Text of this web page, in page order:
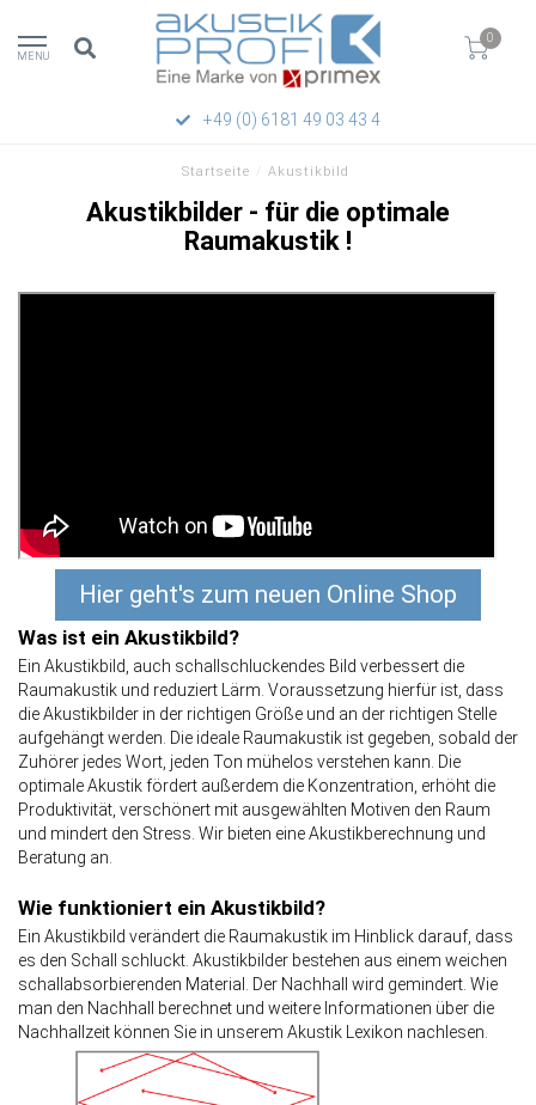
MENU
0
+49 (0) 6181 49 03 43 4
Startseite Akustikbild
Akustikbilder - für die optimale
Raumakustik !
Hier geht's zum neuen Online Shop
Was ist ein Akustikbild?
Ein Akustikbild, auch schallschluckendes Bild verbessert die
Raumakustik und reduziert Lärm. Voraussetzung hierfür ist, dass
die Akustikbilder in der richtigen Größe und an der richtigen Stelle
aufgehängt werden. Die ideale Raumakustik ist gegeben, sobald der
Zuhörer jedes Wort, jeden Ton mühelos verstehen kann. Die
optimale Akustik fördert außerdem die Konzentration, erhöht die
Produktivität, verschönert mit ausgewählten Motiven den Raum
und mindert den Stress. Wir bieten eineAkustikberechnung und
Beratung an.
Wie funktioniert ein Akustikbild?
Ein Akustikbild verändert die Raumakustik im Hinblick darauf, dass
es den Schall schluckt. Akustikbilder bestehen aus einem weichen
schallabsorbierenden Material. Der Nachhall wird gemindert. Wie
man den Nachhall berechnet und weitere Informationen über die
Nachhallzeit können Sie in unserem Akustik Lexikon nachlesen.